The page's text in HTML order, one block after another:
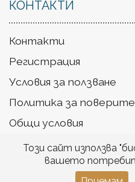
КОНТАКТИ
Контакти
Регистрация
Условия за ползване
Политика за
Общи условия
Доставка
Този сайт използва
вашето